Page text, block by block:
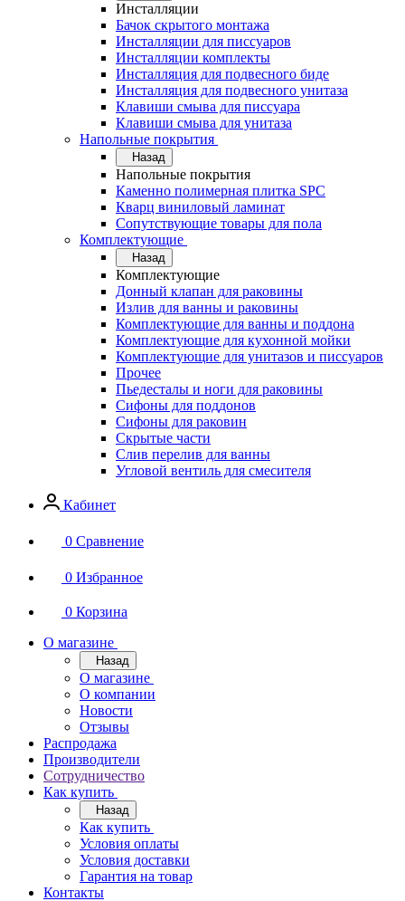
Инсталляции
Бачок скрытого монтажа
Инсталляции для писсуаров
Инсталляции комплекты
Инсталляция для подвесного биде
Инсталляция для подвесного унитаза
Клавиши смыва для писсуара
Клавиши смыва для унитаза
Напольные покрытия
Назад
Напольные покрытия
Каменно полимерная плитка SPC
Кварц виниловый ламинат
Сопутствующие товары для пола
Комплектующие
Назад
Комплектующие
Донный клапан для раковины
Излив для ванны и раковины
Комплектующие для ванны и поддона
Комплектующие для кухонной мойки
Комплектующие для унитазов и писсуаров
Прочее
Пьедесталы и ноги для раковины
Сифоны для поддонов
Сифоны для раковин
Скрытые части
Слив перелив для ванны
Угловой вентиль для смесителя
Кабинет
0 Сравнение
0 Избранное
0 Корзина
О магазине
Назад
О магазине
О компании
Новости
Отзывы
Распродажа
Производители
Сотрудничество
Как купить
Назад
Как купить
Условия оплаты
Условия доставки
Гарантия на товар
Контакты